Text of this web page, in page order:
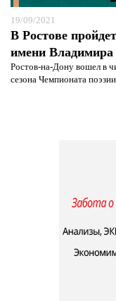
19/09/2021
В Ростове
имени
Ростов-на-Дону вошел в
сезона Чемпионата